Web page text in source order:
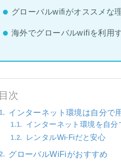
グローバルwifiがオススメな
海外でグローバルwifiを利用
目次
インターネット環境は自分で
インターネット環境を自
レンタルWi-Fiだと安心
グローバルWiFiがおすすめ